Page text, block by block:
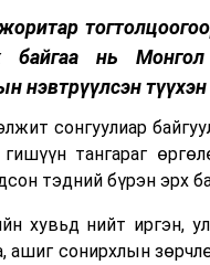
байгаа нь
нэвтрүүлсэн
сонгуулиар
тангараг
тэдний бүрэн эрх
хувьд нийт иргэн,
ашиг сонирхлын